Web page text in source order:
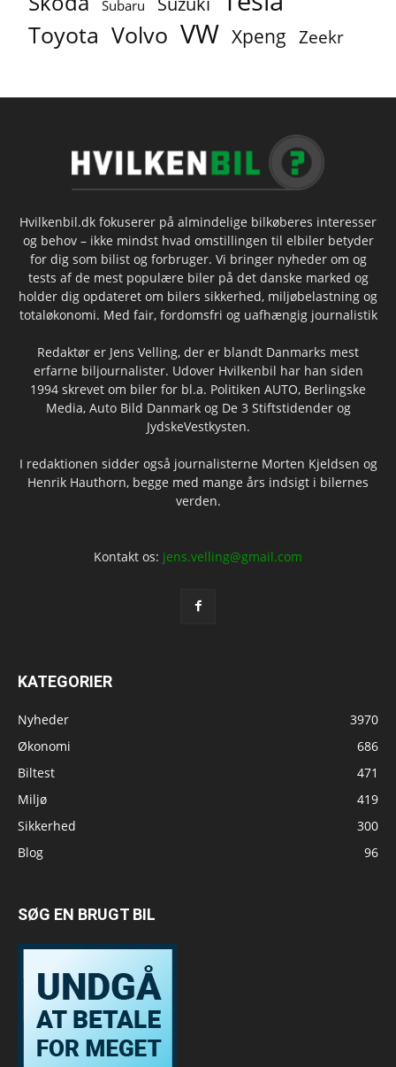
Subaru
Toyota Volvo VW Xpeng Zeekr
Hvilkenbil.dk fokuserer på almindelige bilkøberes interesser
og behov – ikke mindst hvad omstillingen til elbiler betyder
for dig som bilist og forbruger. Vi bringer nyheder om og
tests af de mest populære biler på det danske marked og
holder dig opdateret om bilers sikkerhed, miljøbelastning og
totaløkonomi. Med fair, fordomsfri og uafhængig journalistik
Redaktør er Jens Velling, der er blandt Danmarks mest
erfarne biljournalister. Udover Hvilkenbil har han siden
1994 skrevet om biler for bl.a. Politiken AUTO, Berlingske
Media, Auto Bild Danmark og De 3 Stiftstidender og
JydskeVestkysten.
I redaktionen sidder også journalisterne Morten Kjeldsen og
Henrik Hauthorn, begge med mange års indsigt i bilernes
verden.
Kontakt os: jens.velling@gmail.com
KATEGORIER
Nyheder
3970
Økonomi
686
Biltest
471
Miljø
419
Sikkerhed
300
Blog
96
SØG EN BRUGT BIL